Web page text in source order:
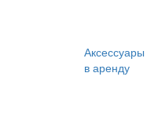
в аренду